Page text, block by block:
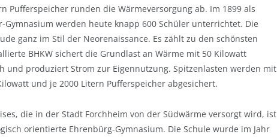
Pufferspeicher runden die Wärmeversorgung ab. Im 1899 als
Gymnasium werden heute knapp 600 Schüler unterrichtet. Die
ganz im Stil der Neorenaissance. Es zählt zu den schönsten
BHKW sichert die Grundlast an Wärme mit 50 Kilowatt
und produziert Strom zur Eigennutzung. Spitzenlasten werden mit
und je 2000 Litern Pufferspeicher abgesichert.
die in der Stadt Forchheim von der Südwärme versorgt wird, ist
orientierte Ehrenbürg-Gymnasium. Die Schule wurde im Jahr